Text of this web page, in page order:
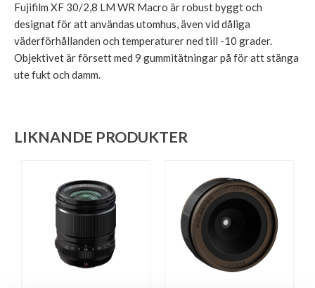
Fujifilm XF 30/2,8 LM WR Macro är robust byggt och
designat för att användas utomhus, även vid dåliga
väderförhållanden och temperaturer ned till -10 grader.
Objektivet är försett med 9 gummitätningar på för att stänga
ute fukt och damm.
LIKNANDE PRODUKTER